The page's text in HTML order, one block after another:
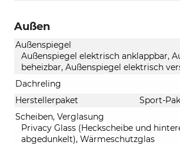
Außen
Außenspiegel
Außenspiegel elektrisch anklappbar,
beheizbar, Außenspiegel elektrisch
Dachreling
Herstellerpaket
Sport-
Scheiben, Verglasung
Privacy Glass (Heckscheibe und
abgedunkelt), Wärmeschutzglas